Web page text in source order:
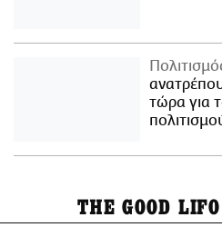
τώρα για
THE GOOD LIFO